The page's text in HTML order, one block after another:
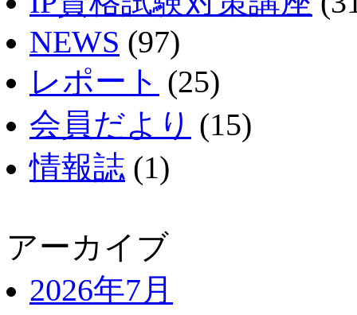
NEWS (97)
レポート (25)
会員だより (15)
情報誌 (1)
アーカイブ
2026年7月